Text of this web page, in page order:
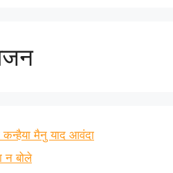
कन्हैया मैनु याद आवंदा
न बोले